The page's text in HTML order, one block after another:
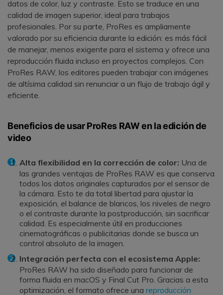
datos de color, luz y contraste. Esto se traduce en una
calidad de imagen superior, ideal para trabajos
profesionales. Por su parte, ProRes es ampliamente
valorado por su eficiencia durante la edición: es más fácil
de manejar, menos exigente para el sistema y ofrece una
reproducción fluida incluso en proyectos complejos. Con
ProRes RAW, los editores pueden trabajar con imágenes
de altísima calidad sin renunciar a un flujo de trabajo ágil y
eficiente.
Beneficios de usar ProRes RAW en la edición de
video
Alta flexibilidad en la corrección de color: Una de
las grandes ventajas de ProRes RAW es que conserva
todos los datos originales capturados por el sensor de
la cámara. Esto te da total libertad para ajustar la
exposición, el balance de blancos, los niveles de negro
o el contraste durante la postproducción, sin sacrificar
calidad. Es especialmente útil en producciones
cinematográficas o publicitarias donde se busca un
control absoluto de la imagen.
Integración perfecta con el ecosistema Apple:
ProRes RAW ha sido diseñado para funcionar de
forma fluida en macOS y Final Cut Pro. Gracias a esta
optimización, el formato ofrece una reproducción